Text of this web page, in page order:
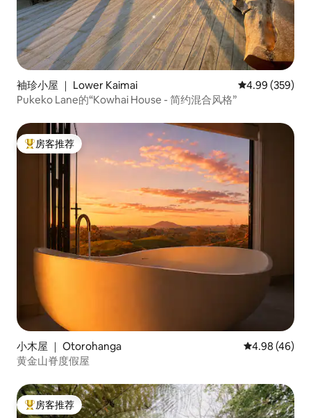
袖珍小屋 ｜ Lower Kaimai 平均评分 4.99
4.99 (359)
Pukeko Lane的“Kowhai House - 简约混合风格”
热门「房客推荐」
房客推荐
小木屋 ｜ Otorohanga 平均评分
4.98 (46)
黄金山脊度假屋
热门「房客推荐」
房客推荐